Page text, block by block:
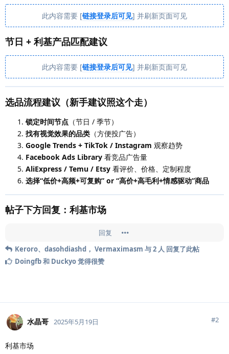
此内容需要 [链接登录后可见] 并刷新页面可见
节日 + 利基产品匹配建议
此内容需要 [链接登录后可见] 并刷新页面可见
选品流程建议（新手建议照这个走）
锁定时间节点 （节日 / 季节）
找有视觉效果的品类 （方便投广告）
Google Trends + TikTok / Instagram 观察趋势
Facebook Ads Library 看竞品广告量
AliExpress / Temu / Etsy 看评价、价格、定制程度
选择“低价+高频+可复购” or “高价+高毛利+情感驱动”商品
帖子下方回复：利基市场
回复
Keroro、 dasohdiashd ， Vermaximasm 与2 人 回复了此帖
Doingfb和 Duckyo觉得很赞
水晶哥 2025年5月19日 #2
利基市场